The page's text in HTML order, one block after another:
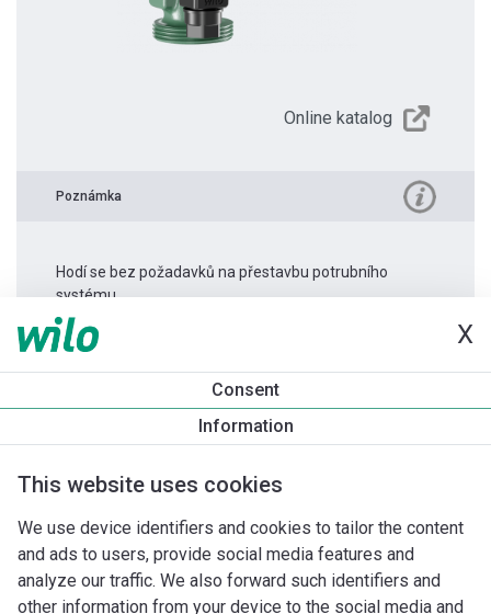
X
Consent
Information
This website uses cookies
We use device identifiers and cookies to tailor the content
and ads to users, provide social media features and
analyze our traffic. We also forward such identifiers and
other information from your device to the social media and
Online katalog
Poznámka
Hodí se bez požadavků na přestavbu potrubního
systému.
Informace o produktu